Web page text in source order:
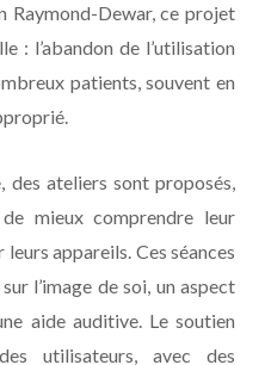
Raymond-Dewar, ce projet
: l’abandon de l’utilisation
patients, souvent en
des ateliers sont proposés,
mieux comprendre leur
appareils. Ces séances
l’image de soi, un aspect
aide auditive. Le soutien
utilisateurs, avec des